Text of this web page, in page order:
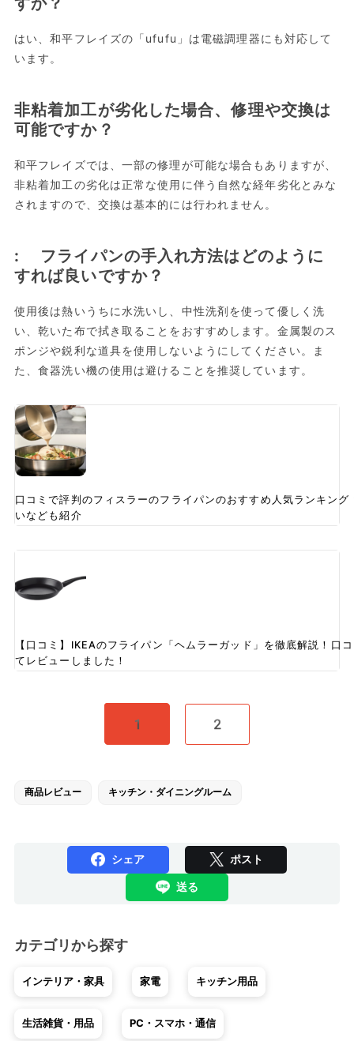
はい、和平フレイズの「ufufu」は電磁調理器にも対応して
います。
非粘着加工が劣化した場合、修理や交換は
可能ですか？
和平フレイズでは、一部の修理が可能な場合もありますが、
非粘着加工の劣化は正常な使用に伴う自然な経年劣化とみな
されますので、交換は基本的には行われません。
: フライパンの手入れ方法はどのように
すれば良いですか？
使用後は熱いうちに水洗いし、中性洗剤を使って優しく洗
い、乾いた布で拭き取ることをおすすめします。金属製のス
ポンジや鋭利な道具を使用しないようにしてください。ま
た、食器洗い機の使用は避けることを推奨しています。
口コミで評判のフィスラーのフライパンのおすすめ人気ランキ
いなども紹介
【口コミ】IKEAのフライパン「ヘムラーガッド」を徹底解説！口
てレビューしました！
1 2
商品レビュー キッチン・ダイニングルーム
シェア ポスト
送る
カテゴリから探す
インテリア・家具 家電 キッチン用品
生活雑貨・用品 PC・スマホ・通信